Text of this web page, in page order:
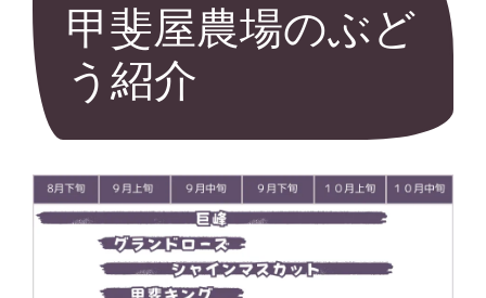
甲斐屋農場のぶど
う紹介